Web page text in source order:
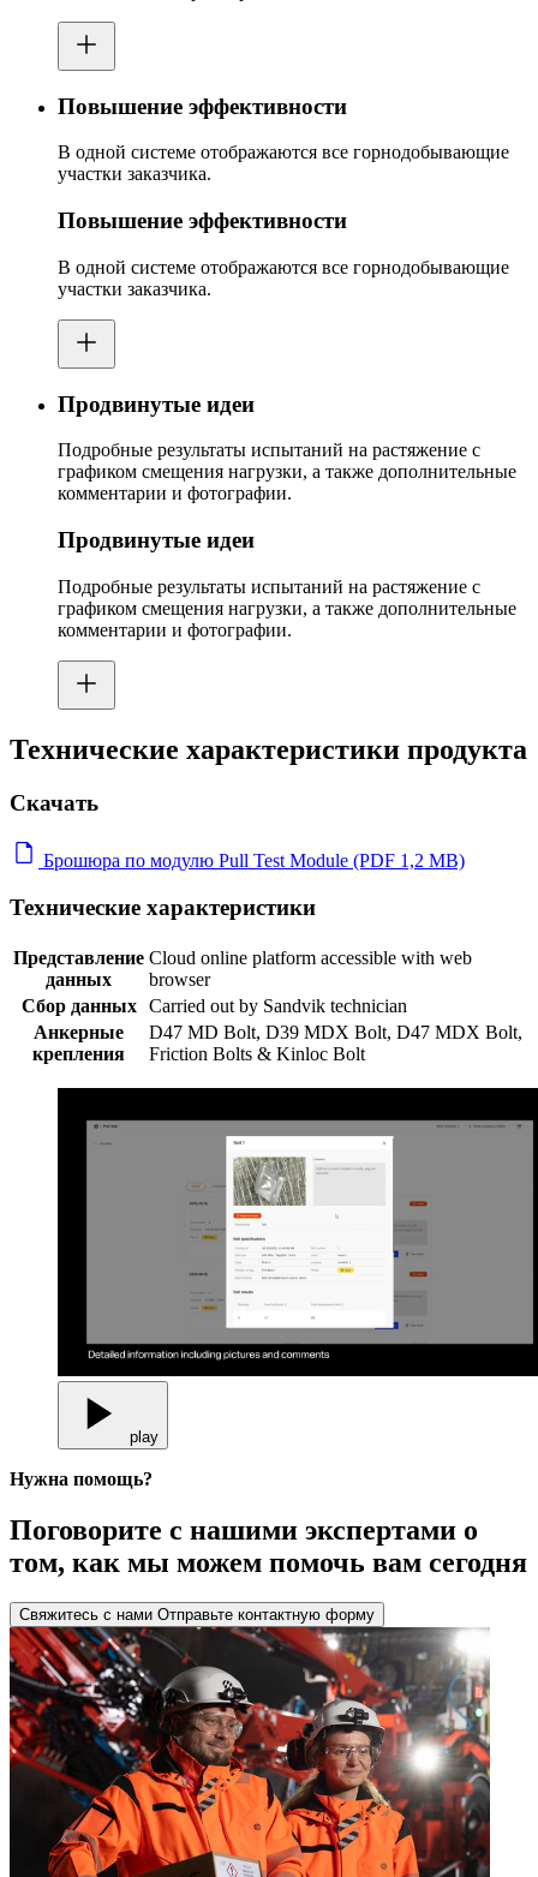
Повышение эффективности
В одной системе отображаются все горнодобывающие
участки заказчика.
Повышение эффективности
В одной системе отображаются все горнодобывающие
участки заказчика.
Продвинутые идеи
Подробные результаты испытаний на растяжение с
графиком смещения нагрузки, а также дополнительные
комментарии и фотографии.
Продвинутые идеи
Подробные результаты испытаний на растяжение с
графиком смещения нагрузки, а также дополнительные
комментарии и фотографии.
Технические характеристики продукта
Скачать
Брошюра по модулю Pull Test Module (PDF 1,2 MB)
Технические характеристики
Представление
данных
Cloud online platform accessible with web
browser
Сбор данных
Carried out by Sandvik technician
Анкерные
крепления
D47 MD Bolt, D39 MDX Bolt, D47 MDX Bolt,
Friction Bolts & Kinloc Bolt
play
Нужна помощь?
Поговорите с нашими экспертами о
том, как мы можем помочь вам сегодня
Свяжитесь с нами Отправьте контактную форму